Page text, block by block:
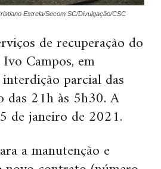
Estrela/Secom SC/Divulgação/CSC
de recuperação do
Campos, em
parcial das
das 21h às 5h30. A
de janeiro de 2021.
a manutenção e